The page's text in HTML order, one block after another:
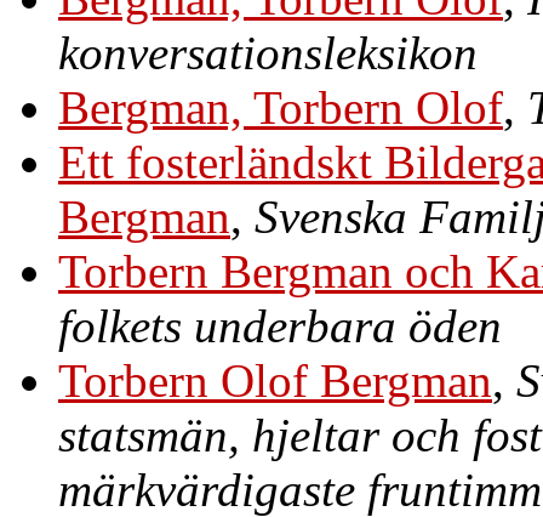
konversationsleksikon
Bergman, Torbern Olof,
Ett fosterländskt
Bergman, Svenska
Torbern Bergman och
folkets underbara öden
Torbern Olof Bergman,
statsmän, hjeltar och
märkvärdigaste